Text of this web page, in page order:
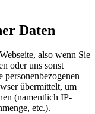
Daten
also wenn Sie
oder uns sonst
übermittelt, um
(namentlich IP-
etc.).